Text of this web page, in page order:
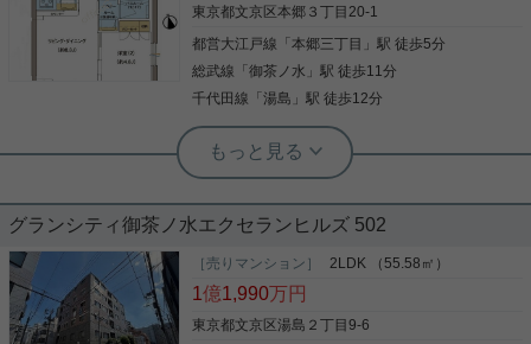
【ハイシティ文京4階】のご紹介です。 ファミリー
事中です。 学区は「湯島小学校」「本郷台中学校」
となります。 リノベーション工事も完了間近でご内
覧可能です。 お問合せをお待ちしております。 ◇お
電話でのご相談もお気軽にどうぞ◇ 実用春日ホーム
株式会社 茗荷谷店 TEL:03-6902-5021
実用春日ホーム 富坂サテライト会員限定
本郷三丁目のリフォーム済み2LDK物
件☆
どのお部屋も日当たり風通しのいいお部屋となって
おります。 丸ノ内線・千代田線が利用可能なため、
東京都文京区本郷３丁目20-1
都営大江戸線 「本郷三丁目 」駅 徒歩5分
総武線 「御茶ノ水 」駅 徒歩11分
千代田線 「湯島 」駅 徒歩12分
実用春日ホーム 茗荷谷店 上村啓士
【湯島小学区】築11年☆2LDK☆１０F
イリッシュな外観！高層階南向き×収納充実の2ＬＤ
Ｋ！ ◆本郷三丁目駅徒歩5分！ ◆専有面積50.99平
米 バルコニー4.07平米 2LDK＋WIC＋SIC 全居
室収納有！ ◆10階部分、南向きリビングは陽当た
グランシティ御茶ノ水エクセランヒルズ 502
［売りマンション］ 2LDK （55.58㎡）
1億1,990万円
東京都文京区湯島２丁目9-6